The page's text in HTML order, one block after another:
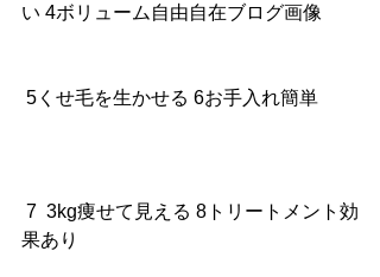
い 4ボリューム自由自在ブログ画像
5くせ毛を生かせる 6お手入れ簡単
7  3kg痩せて見える 8トリートメント効
果あり